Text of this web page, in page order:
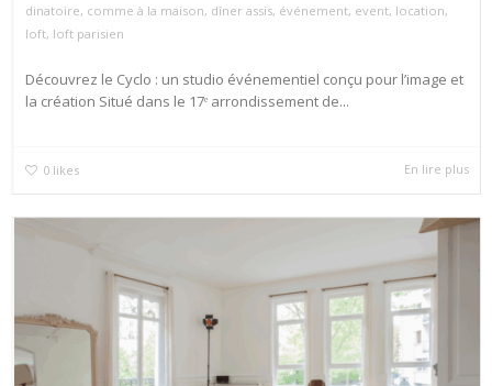
dinatoire, comme à la maison, dîner assis, événement, event, location,
loft, loft parisien
Découvrez le Cyclo : un studio événementiel conçu pour l’image et
la création Situé dans le 17ᵉ arrondissement de...
0 likes En lire plus